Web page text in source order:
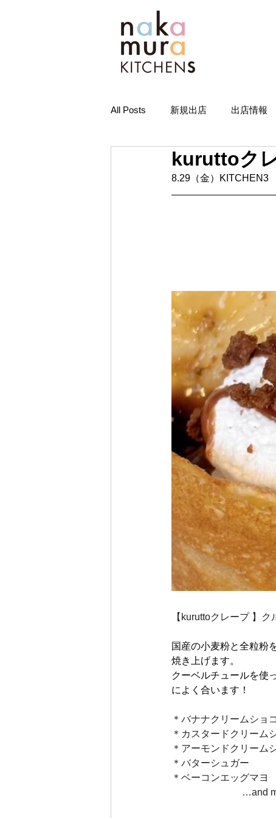
All Posts 新規出店 出店情報
kuruttoク
8.29（金）KITCHEN3
【kuruttoクレープ 】
国産の小麦粉と全粒粉
焼き上げます。
クーベルチュールを使
によく合います！
＊バナナクリームショ
＊カスタードクリーム
＊アーモンドクリーム
＊バターシュガー
＊ベーコンエッグマヨ
…and